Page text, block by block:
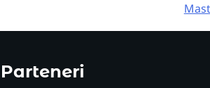
Parteneri